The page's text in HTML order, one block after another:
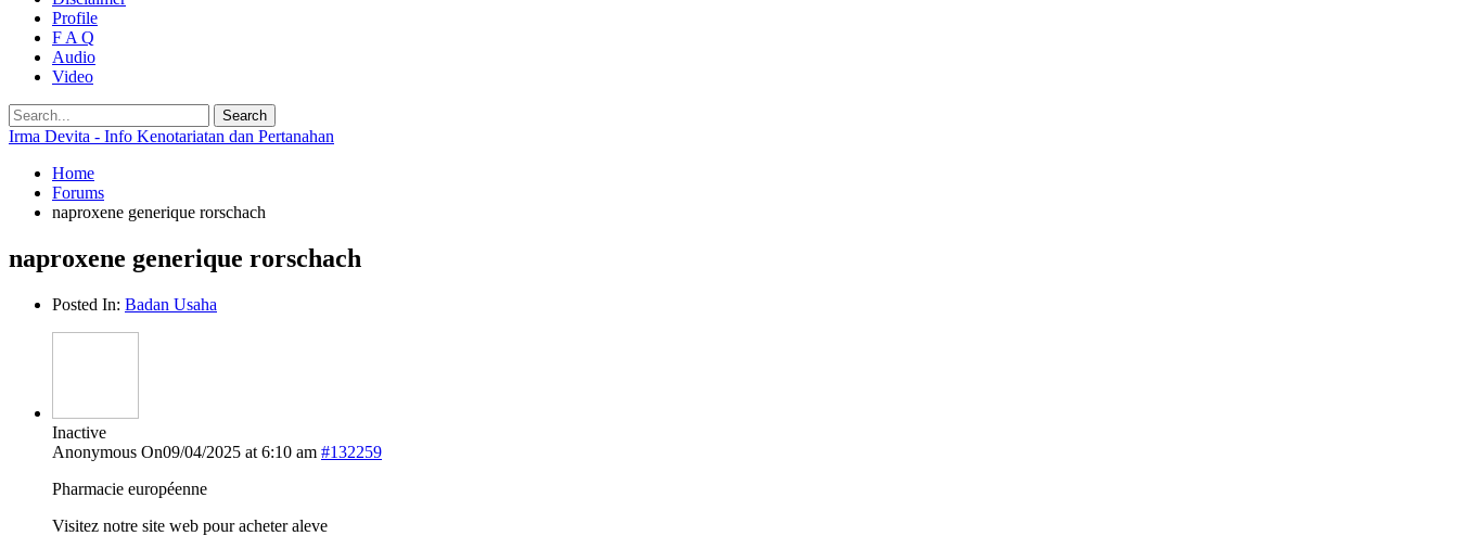
Profile
F A Q
Audio
Video
Irma Devita - Info Kenotariatan dan Pertanahan
Home
Forums
naproxene generique rorschach
naproxene generique rorschach
Posted In: Badan Usaha
Inactive
Anonymous On09/04/2025 at 6:10 am #132259
Pharmacie européenne
Visitez notre site web pour acheter aleve